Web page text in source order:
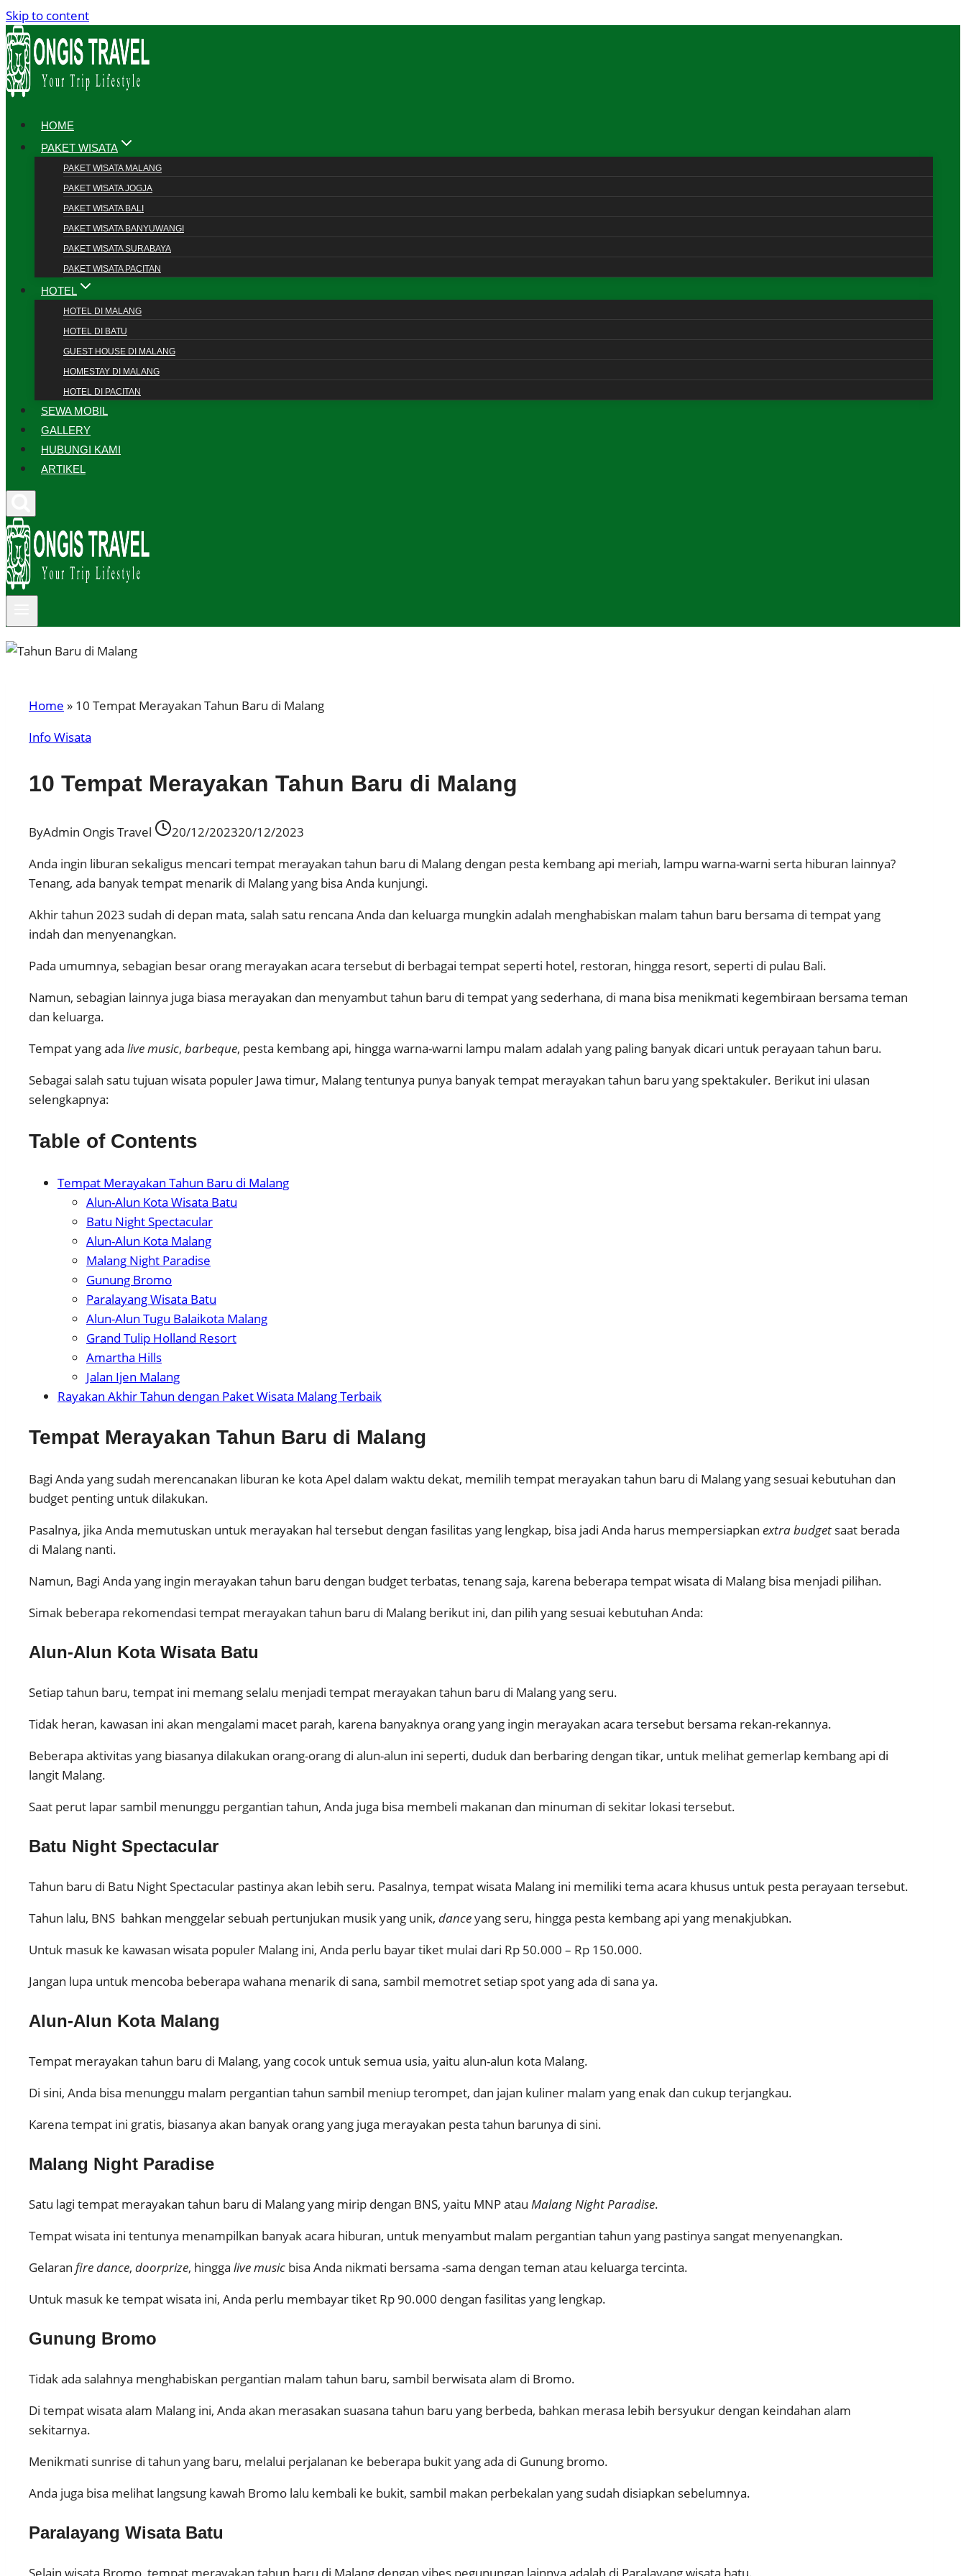
Skip to content
HOME
PAKET WISATA
PAKET WISATA MALANG
PAKET WISATA JOGJA
PAKET WISATA BALI
PAKET WISATA BANYUWANGI
PAKET WISATA SURABAYA
PAKET WISATA PACITAN
HOTEL
HOTEL DI MALANG
HOTEL DI BATU
GUEST HOUSE DI MALANG
HOMESTAY DI MALANG
HOTEL DI PACITAN
SEWA MOBIL
GALLERY
HUBUNGI KAMI
ARTIKEL
Home » 10 Tempat Merayakan Tahun Baru di Malang
Info Wisata
10 Tempat Merayakan Tahun Baru di Malang
ByAdmin Ongis Travel 20/12/202320/12/2023
Anda ingin liburan sekaligus mencari tempat merayakan tahun baru di Malang dengan pesta kembang api meriah, lampu warna-warni serta hiburan lainnya?
Tenang, ada banyak tempat menarik di Malang yang bisa Anda kunjungi.
Akhir tahun 2023 sudah di depan mata, salah satu rencana Anda dan keluarga mungkin adalah menghabiskan malam tahun baru bersama di tempat yang
indah dan menyenangkan.
Pada umumnya, sebagian besar orang merayakan acara tersebut di berbagai tempat seperti hotel, restoran, hingga resort, seperti di pulau Bali.
Namun, sebagian lainnya juga biasa merayakan dan menyambut tahun baru di tempat yang sederhana, di mana bisa menikmati kegembiraan bersama teman
dan keluarga.
Tempat yang ada live music, barbeque, pesta kembang api, hingga warna-warni lampu malam adalah yang paling banyak dicari untuk perayaan tahun baru.
Sebagai salah satu tujuan wisata populer Jawa timur, Malang tentunya punya banyak tempat merayakan tahun baru yang spektakuler. Berikut ini ulasan
selengkapnya:
Table of Contents
Tempat Merayakan Tahun Baru di Malang
Alun-Alun Kota Wisata Batu
Batu Night Spectacular
Alun-Alun Kota Malang
Malang Night Paradise
Gunung Bromo
Paralayang Wisata Batu
Alun-Alun Tugu Balaikota Malang
Grand Tulip Holland Resort
Amartha Hills
Jalan Ijen Malang
Rayakan Akhir Tahun dengan Paket Wisata Malang Terbaik
Tempat Merayakan Tahun Baru di Malang
Bagi Anda yang sudah merencanakan liburan ke kota Apel dalam waktu dekat, memilih tempat merayakan tahun baru di Malang yang sesuai kebutuhan dan
budget penting untuk dilakukan.
Pasalnya, jika Anda memutuskan untuk merayakan hal tersebut dengan fasilitas yang lengkap, bisa jadi Anda harus mempersiapkan extra budget saat berada
di Malang nanti.
Namun, Bagi Anda yang ingin merayakan tahun baru dengan budget terbatas, tenang saja, karena beberapa tempat wisata di Malang bisa menjadi pilihan.
Simak beberapa rekomendasi tempat merayakan tahun baru di Malang berikut ini, dan pilih yang sesuai kebutuhan Anda:
Alun-Alun Kota Wisata Batu
Setiap tahun baru, tempat ini memang selalu menjadi tempat merayakan tahun baru di Malang yang seru.
Tidak heran, kawasan ini akan mengalami macet parah, karena banyaknya orang yang ingin merayakan acara tersebut bersama rekan-rekannya.
Beberapa aktivitas yang biasanya dilakukan orang-orang di alun-alun ini seperti, duduk dan berbaring dengan tikar, untuk melihat gemerlap kembang api di
langit Malang.
Saat perut lapar sambil menunggu pergantian tahun, Anda juga bisa membeli makanan dan minuman di sekitar lokasi tersebut.
Batu Night Spectacular
Tahun baru di Batu Night Spectacular pastinya akan lebih seru. Pasalnya, tempat wisata Malang ini memiliki tema acara khusus untuk pesta perayaan tersebut.
Tahun lalu, BNS bahkan menggelar sebuah pertunjukan musik yang unik, danceyang seru, hingga pesta kembang api yang menakjubkan.
Untuk masuk ke kawasan wisata populer Malang ini, Anda perlu bayar tiket mulai dari Rp 50.000 – Rp 150.000.
Jangan lupa untuk mencoba beberapa wahana menarik di sana, sambil memotret setiap spot yang ada di sana ya.
Alun-Alun Kota Malang
Tempat merayakan tahun baru di Malang, yang cocok untuk semua usia, yaitu alun-alun kota Malang.
Di sini, Anda bisa menunggu malam pergantian tahun sambil meniup terompet, dan jajan kuliner malam yang enak dan cukup terjangkau.
Karena tempat ini gratis, biasanya akan banyak orang yang juga merayakan pesta tahun barunya di sini.
Malang Night Paradise
Satu lagi tempat merayakan tahun baru di Malang yang mirip dengan BNS, yaitu MNP atau Malang Night Paradise.
Tempat wisata ini tentunya menampilkan banyak acara hiburan, untuk menyambut malam pergantian tahun yang pastinya sangat menyenangkan.
Gelaran fire dance, doorprize, hingga live music bisa Anda nikmati bersama -sama dengan teman atau keluarga tercinta.
Untuk masuk ke tempat wisata ini, Anda perlu membayar tiket Rp 90.000 dengan fasilitas yang lengkap.
Gunung Bromo
Tidak ada salahnya menghabiskan pergantian malam tahun baru, sambil berwisata alam di Bromo.
Di tempat wisata alam Malang ini, Anda akan merasakan suasana tahun baru yang berbeda, bahkan merasa lebih bersyukur dengan keindahan alam
sekitarnya.
Menikmati sunrise di tahun yang baru, melalui perjalanan ke beberapa bukit yang ada di Gunung bromo.
Anda juga bisa melihat langsung kawah Bromo lalu kembali ke bukit, sambil makan perbekalan yang sudah disiapkan sebelumnya.
Paralayang Wisata Batu